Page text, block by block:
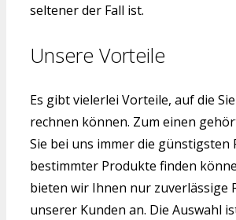
seltener der Fall ist.
Unsere Vorteile
Es gibt vielerlei Vorteile, auf die
rechnen können. Zum einen
Sie bei uns immer die günstigsten
bestimmter Produkte finden
bieten wir Ihnen nur zuverlässige
unserer Kunden an. Die Auswahl